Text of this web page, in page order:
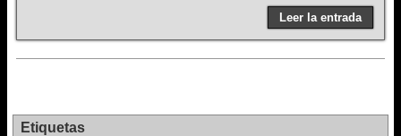
Leer la entrada
Etiquetas